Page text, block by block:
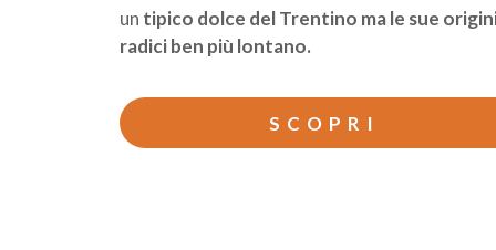
un tipico dolce del Trentino ma le sue
radici ben più lontano.
SCOPRI